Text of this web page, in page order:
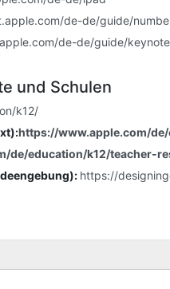
de-de/guide/
de-de/guide/
und Schulen
k12/
https://www.apple.com/
de/education/k12/teacher-
https://
und MDM-Lizenzen sowie